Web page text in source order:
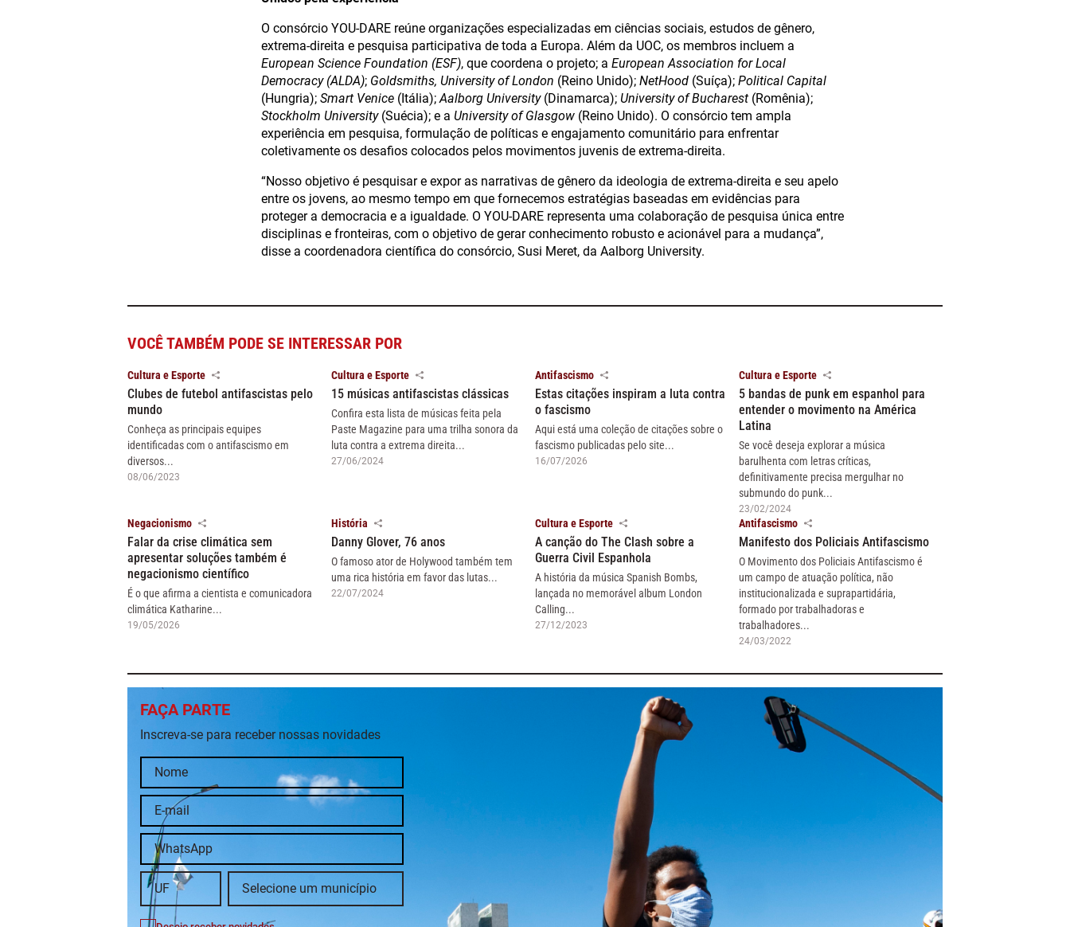
O consórcio YOU-DARE reúne organizações especializadas em ciências sociais, estudos de gênero,
extrema-direita e pesquisa participativa de toda a Europa. Além da UOC, os membros incluem a
European Science Foundation (ESF), que coordena o projeto; a European Association for Local
Democracy (ALDA); Goldsmiths, University of London (Reino Unido); NetHood (Suíça); Political Capital
(Hungria); Smart Venice (Itália);Aalborg University(Dinamarca); University of Bucharest (Romênia);
Stockholm University(Suécia); e a University of Glasgow (Reino Unido). O consórcio tem ampla
experiência em pesquisa, formulação de políticas e engajamento comunitário para enfrentar
coletivamente os desafios colocados pelos movimentos juvenis de extrema-direita.
“Nosso objetivo é pesquisar e expor as narrativas de gênero da ideologia de extrema-direita e seu apelo
entre os jovens, ao mesmo tempo em que fornecemos estratégias baseadas em evidências para
proteger a democracia e a igualdade. O YOU-DARE representa uma colaboração de pesquisa única entre
disciplinas e fronteiras, com o objetivo de gerar conhecimento robusto e acionável para a mudança”,
disse a coordenadora científica do consórcio, Susi Meret, da Aalborg University.
VOCÊ TAMBÉM PODE SE INTERESSAR POR
Cultura e Esporte
Clubes de futebol antifascistas pelo
mundo
Conheça as principais equipes
identificadas com o antifascismo em
diversos...
08/06/2023
Cultura e Esporte
15 músicas antifascistas clássicas
Confira esta lista de músicas feita pela
Paste Magazine para uma trilha sonora da
luta contra a extrema direita...
27/06/2024
Antifascismo
Estas citações inspiram a luta contra
o fascismo
Aqui está uma coleção de citações sobre o
fascismo publicadas pelo site...
16/07/2026
Cultura e Esporte
5 bandas de punk em espanhol para
entender o movimento na América
Latina
Se você deseja explorar a música
barulhenta com letras críticas,
definitivamente precisa mergulhar no
submundo do punk...
23/02/2024
Negacionismo
Falar da crise climática sem
apresentar soluções também é
negacionismo científico
É o que afirma a cientista e comunicadora
climática Katharine...
19/05/2026
História
Danny Glover, 76 anos
O famoso ator de Holywood também tem
uma rica história em favor das lutas...
22/07/2024
Cultura e Esporte
A canção do The Clash sobre a
Guerra Civil Espanhola
A história da música Spanish Bombs,
lançada no memorável album London
Calling...
27/12/2023
Antifascismo
Manifesto dos Policiais Antifascismo
O Movimento dos Policiais Antifascismo é
um campo de atuação política, não
institucionalizada e suprapartidária,
formado por trabalhadoras e
trabalhadores...
24/03/2022
FAÇA PARTE
Inscreva-se para receber nossas novidades